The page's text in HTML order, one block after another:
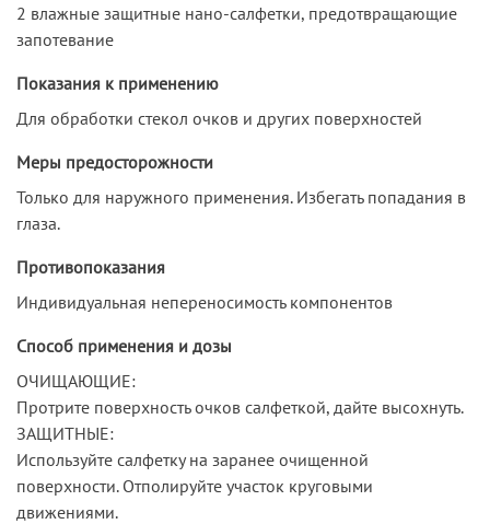
2 влажные защитные нано-салфетки, предотвращающие
запотевание
Показания к применению
Для обработки стекол очков и других поверхностей
Меры предосторожности
Только для наружного применения. Избегать попадания в
глаза.
Противопоказания
Индивидуальная непереносимость компонентов
Способ применения и дозы
ОЧИЩАЮЩИЕ:
Протрите поверхность очков салфеткой, дайте высохнуть.
ЗАЩИТНЫЕ:
Используйте салфетку на заранее очищенной
поверхности. Отполируйте участок круговыми
движениями.